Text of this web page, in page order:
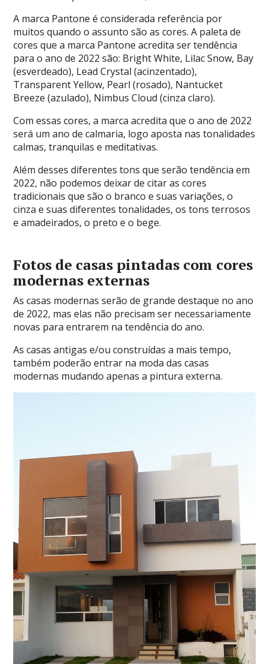
A marca Pantone é considerada referência por
muitos quando o assunto são as cores. A paleta de
cores que a marca Pantone acredita ser tendência
para o ano de 2022 são: Bright White, Lilac Snow, Bay
(esverdeado), Lead Crystal (acinzentado),
Transparent Yellow, Pearl (rosado), Nantucket
Breeze (azulado), Nimbus Cloud (cinza claro).
Com essas cores, a marca acredita que o ano de 2022
será um ano de calmaria, logo aposta nas tonalidades
calmas, tranquilas e meditativas.
Além desses diferentes tons que serão tendência em
2022, não podemos deixar de citar as cores
tradicionais que são o branco e suas variações, o
cinza e suas diferentes tonalidades, os tons terrosos
e amadeirados, o preto e o bege.
Fotos de casas pintadas com cores
modernas externas
As casas modernas serão de grande destaque no ano
de 2022, mas elas não precisam ser necessariamente
novas para entrarem na tendência do ano.
As casas antigas e/ou construídas a mais tempo,
também poderão entrar na moda das casas
modernas mudando apenas a pintura externa.